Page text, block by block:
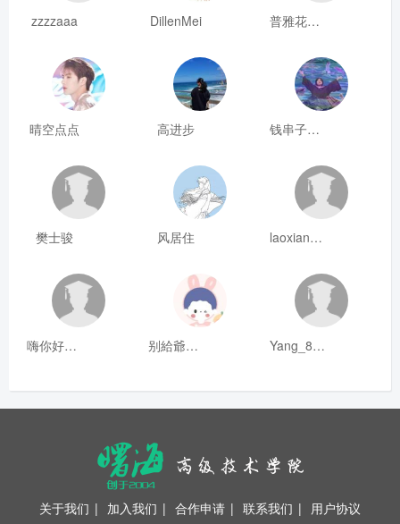
zzzzaaa DillenMei 普雅花qya
晴空点点 高进步 钱串子123
樊士骏 风居住 laoxianrou
嗨你好8mm 别給爺装纯 Yang_811
关于我们 | 加入我们 | 合作申请 | 联系我们 | 用户协议